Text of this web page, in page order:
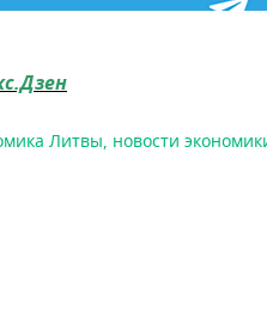
Литвы, новости